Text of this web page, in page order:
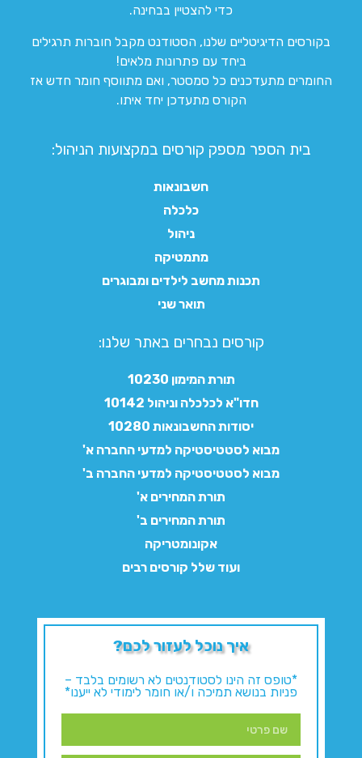
כדי להצטיין בבחינה.
בקורסים הדיגיטליים שלנו, הסטודנט מקבל חוברות תרגילים
ביחד עם פתרונות מלאים!
החומרים מתעדכנים כל סמסטר, ואם מתווסף חומר חדש אז
הקורס מתעדכן יחד איתו.
בית הספר מספק קורסים במקצועות הניהול:
חשבונאות
כלכלה
ניהול
מתמטיקה
תכנות מחשב לילדים ומבוגרים
תואר שני
קורסים נבחרים באתר שלנו:​
תורת המימון 10230
חדו"א לכלכלה וניהול 10142
יסודות החשבונאות 10280
מבוא לסטטיסטיקה למדעי החברה א'
מבוא לסטטיסטיקה למדעי החברה ב'
תורת המחירים א'
תורת המחירים ב'
אקונומטריקה
ועוד שלל קורסים רבים
איך נוכל לעזור לכם?
*טופס זה הינו לסטודנטים לא רשומים בלבד –
פניות בנושא תמיכה ו/או חומר לימודי לא ייענו*